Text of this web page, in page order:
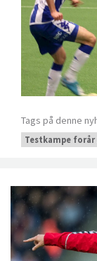
Tags på denne
Testkampe forår